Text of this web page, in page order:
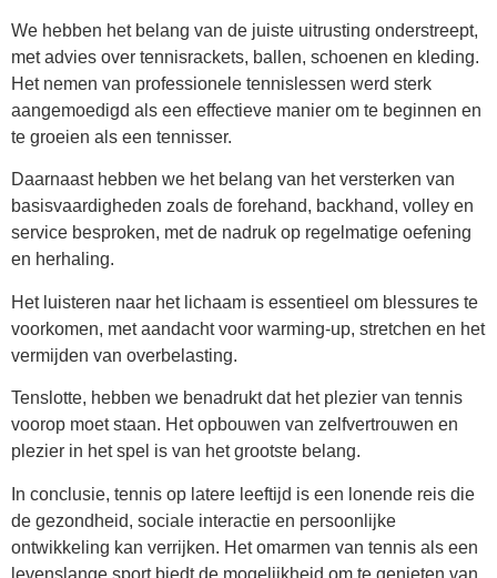
We hebben het belang van de juiste uitrusting onderstreept,
met advies over tennisrackets, ballen, schoenen en kleding.
Het nemen van professionele tennislessen werd sterk
aangemoedigd als een effectieve manier om te beginnen en
te groeien als een tennisser.
Daarnaast hebben we het belang van het versterken van
basisvaardigheden zoals de forehand, backhand, volley en
service besproken, met de nadruk op regelmatige oefening
en herhaling.
Het luisteren naar het lichaam is essentieel om blessures te
voorkomen, met aandacht voor warming-up, stretchen en het
vermijden van overbelasting.
Tenslotte, hebben we benadrukt dat het plezier van tennis
voorop moet staan. Het opbouwen van zelfvertrouwen en
plezier in het spel is van het grootste belang.
In conclusie, tennis op latere leeftijd is een lonende reis die
de gezondheid, sociale interactie en persoonlijke
ontwikkeling kan verrijken. Het omarmen van tennis als een
levenslange sport biedt de mogelijkheid om te genieten van